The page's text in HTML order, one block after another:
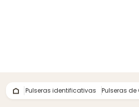
Pulseras identificativas Pulseras